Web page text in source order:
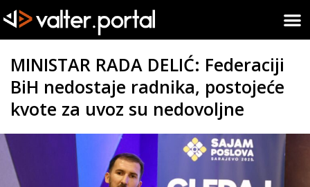
MINISTAR RADA DELIĆ: Federaciji
BiH nedostaje radnika, postojeće
kvote za uvoz su nedovoljne